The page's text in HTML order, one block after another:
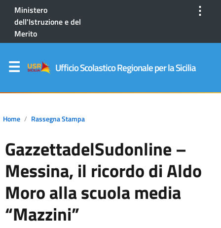
Ministero
dell'Istruzione e del
Merito
⋮
Ufficio Scolastico Regionale per la Sicilia
Home Rassegna Stampa
GazzettadelSudonline –
Messina, il ricordo di Aldo
Moro alla scuola media
“Mazzini”